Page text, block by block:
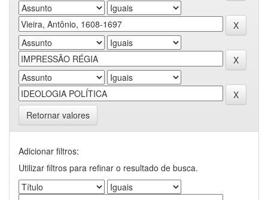
Retornar valores
Adicionar filtros:
Utilizar filtros para refinar o resultado de busca.